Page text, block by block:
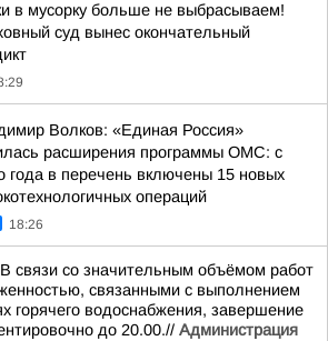
в мусорку больше не выбрасываем!
суд вынес окончательный
Волков: «Единая Россия»
расширения программы ОМС: с
года в перечень включены 15 новых
операций
18:26
связи со значительным объёмом работ
связанными с выполнением
горячего водоснабжения, завершение
до 20.00.// Администрация